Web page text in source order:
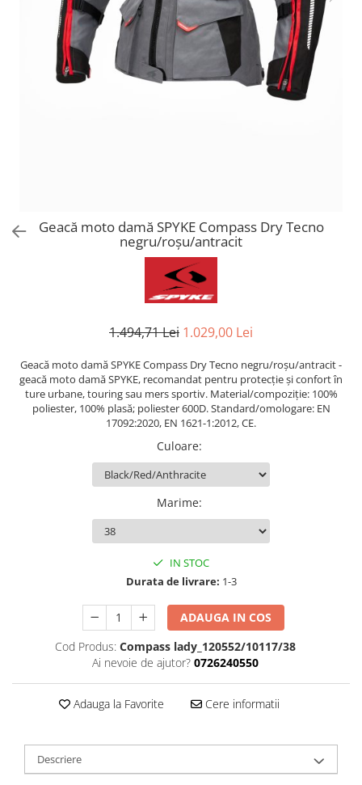
CAGULE SI PROTECTII GAT
ECHIPAMENTE HARD
Lentile de Schimb
Ochelari
Ochelari Personalizabili
Stickere & Grafică
Geacă moto damă SPYKE Compass Dry Tecno
negru/roșu/antracit
1.494,71 Lei 1.029,00 Lei
Geacă moto damă SPYKE Compass Dry Tecno negru/roșu/antracit -
geacă moto damă SPYKE, recomandat pentru protecție și confort în
ture urbane, touring sau mers sportiv. Material/compoziție: 100%
poliester, 100% plasă; poliester 600D. Standard/omologare: EN
17092:2020, EN 1621-1:2012, CE.
Culoare:
Marime:
IN STOC
Durata de livrare: 1-3
ADAUGA IN COS
Cod Produs: Compass lady_120552/10117/38
Ai nevoie de ajutor? 0726240550
Adauga la Favorite Cere informatii
Descriere